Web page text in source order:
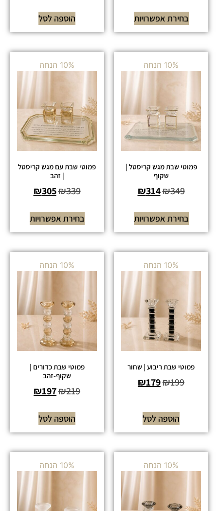
בחירת אפשרויות הוספה לסל
10% הנחה
פמוטי שבת מגש קריסטל |
שקוף
₪349
₪314
בחירת אפשרויות
10% הנחה
פמוטי שבת עם מגש קריסטל
| זהב
₪339
₪305
בחירת אפשרויות
10% הנחה
פמוטי שבת ריבוע | שחור
₪199
₪179
הוספה לסל
10% הנחה
פמוטי שבת כדורים |
שקוף-זהב
₪219
₪197
הוספה לסל
10% הנחה 10% הנחה